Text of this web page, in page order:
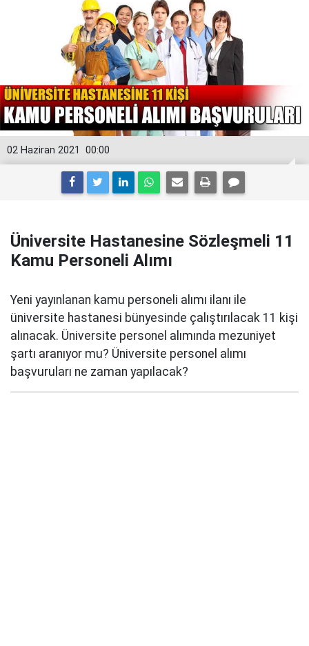
00:00
02 Haziran 2021
Üniversite Hastanesine Sözleşmeli 11
Kamu Personeli Alımı
Yeni yayınlanan kamu personeli alımı ilanı ile
üniversite hastanesi bünyesinde çalıştırılacak 11 kişi
alınacak. Üniversite personel alımında mezuniyet
şartı aranıyor mu? Üniversite personel alımı
başvuruları ne zaman yapılacak?